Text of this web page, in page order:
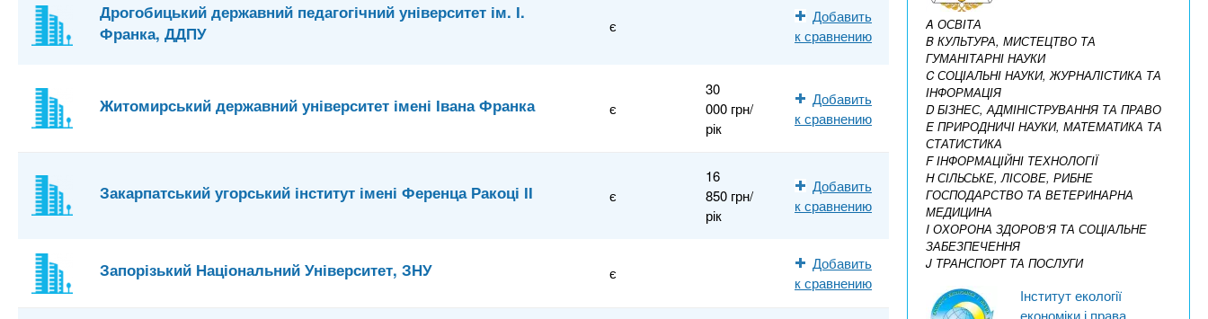
Дрогобицький державний педагогічний університет ім. І.
Франка, ДДПУ
є
Добавить
к сравнению
Житомирський державний університет імені Івана Франка є
30
000 грн/
рік
Добавить
к сравнению
Закарпатський угорський інститут імені Ференца Ракоці ІІ є
16
850 грн/
рік
Добавить
к сравнению
Запорізький Національний Університет, ЗНУ є
Добавить
к сравнению
A ОСВІТА
B КУЛЬТУРА, МИСТЕЦТВО ТА
ГУМАНІТАРНІ НАУКИ
C СОЦІАЛЬНІ НАУКИ, ЖУРНАЛІСТИКА ТА
ІНФОРМАЦІЯ
D БІЗНЕС, АДМІНІСТРУВАННЯ ТА ПРАВО
E ПРИРОДНИЧІ НАУКИ, МАТЕМАТИКА ТА
СТАТИСТИКА
F ІНФОРМАЦІЙНІ ТЕХНОЛОГІЇ
H СІЛЬСЬКЕ, ЛІСОВЕ, РИБНЕ
ГОСПОДАРСТВО ТА ВЕТЕРИНАРНА
МЕДИЦИНА
I ОХОРОНА ЗДОРОВ’Я ТА СОЦІАЛЬНЕ
ЗАБЕЗПЕЧЕННЯ
J ТРАНСПОРТ ТА ПОСЛУГИ
Інститут екології
економіки і права